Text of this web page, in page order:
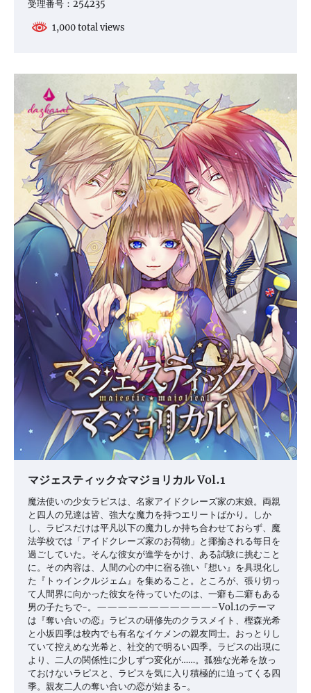
受理番号：254235
1,000 total views
マジェスティック☆マジョリカル Vol.1
魔法使いの少女ラピスは、名家アイドクレーズ家の末娘。両親
と四人の兄達は皆、強大な魔力を持つエリートばかり。しか
し、ラピスだけは平凡以下の魔力しか持ち合わせておらず、魔
法学校では「アイドクレーズ家のお荷物」と揶揄される毎日を
過ごしていた。そんな彼女が進学をかけ、ある試験に挑むこと
に。その内容は、人間の心の中に宿る強い『想い』を具現化し
た『トゥインクルジェム』を集めること。ところが、張り切っ
て人間界に向かった彼女を待っていたのは、一癖も二癖もある
男の子たちで-。———————————–Vol.1のテーマ
は『奪い合いの恋』ラピスの研修先のクラスメイト、樫森光希
と小坂四季は校内でも有名なイケメンの親友同士。おっとりし
ていて控えめな光希と、社交的で明るい四季。ラピスの出現に
より、二人の関係性に少しずつ変化が……。孤独な光希を放っ
ておけないラピスと、ラピスを気に入り積極的に迫ってくる四
季。親友二人の奪い合いの恋が始まる-。